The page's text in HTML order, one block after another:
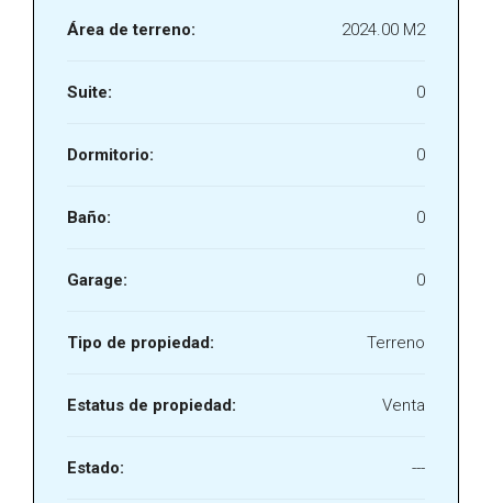
Área de terreno: 2024.00 M2
Suite: 0
Dormitorio: 0
Baño: 0
Garage: 0
Tipo de propiedad: Terreno
Estatus de propiedad: Venta
Estado: ---